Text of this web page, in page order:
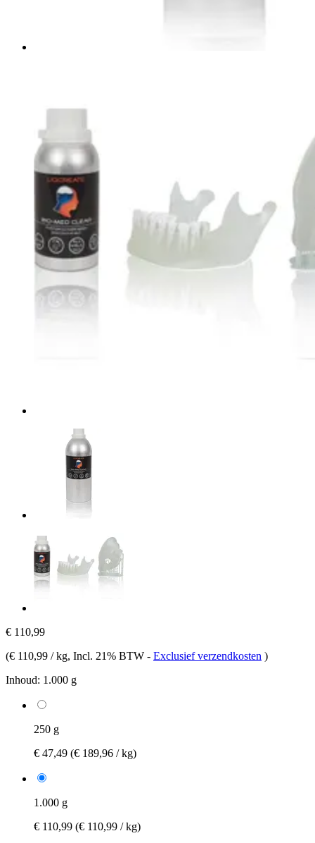
€ 110,99
(€ 110,99 / kg, Incl. 21% BTW - Exclusief verzendkosten )
Inhoud: 1.000 g
250 g
€ 47,49 (€ 189,96 / kg)
1.000 g
€ 110,99 (€ 110,99 / kg)